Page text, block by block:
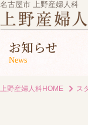
名古屋市 上野産婦人科
お知らせ
News
上野産婦人科HOME ス